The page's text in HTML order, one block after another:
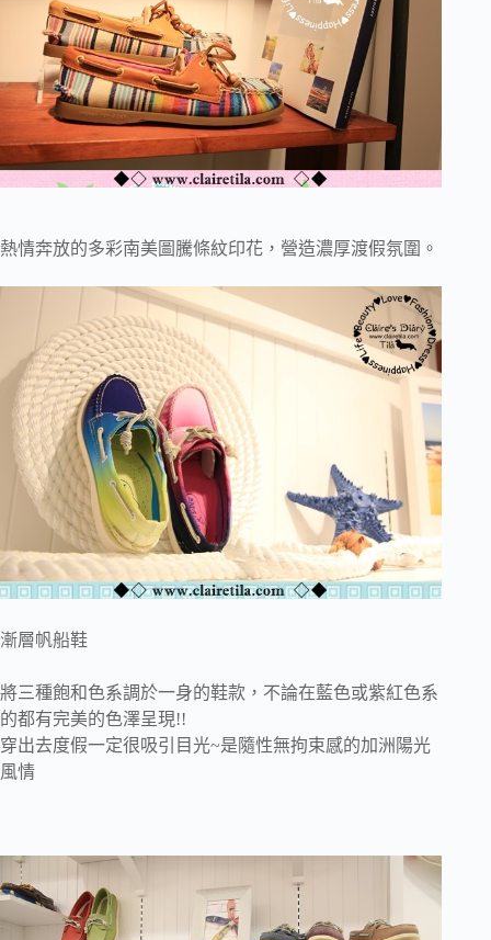
熱情奔放的多彩南美圖騰條紋印花，營造濃厚渡假氛圍。
漸層帆船鞋
將三種飽和色系調於一身的鞋款，不論在藍色或紫紅色系
的都有完美的色澤呈現!!
穿出去度假一定很吸引目光~是隨性無拘束感的加洲陽光
風情